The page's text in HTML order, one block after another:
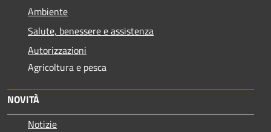
Ambiente
Salute, benessere e assistenza
Autorizzazioni
Agricoltura e pesca
NOVITÀ
Notizie